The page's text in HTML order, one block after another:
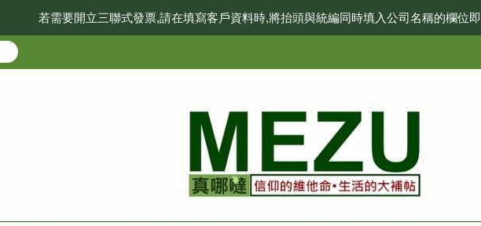
若需要開立三聯式發票,請在填寫客戶資料時,將抬頭與統編同時填入公司名稱的欄位